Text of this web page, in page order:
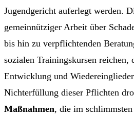
Jugendgericht auferlegt werden.
gemeinnütziger Arbeit über
bis hin zu verpflichtenden
sozialen Trainingskursen reichen,
Entwicklung und
Nichterfüllung dieser Pflichten
Maßnahmen, die im